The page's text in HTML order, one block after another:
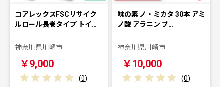
コアレックスFSCリサイク
ルロール長巻タイプ トイ…
神奈川県川崎市
￥9,000
(0)
味の素 ノ・ミカタ 30本 アミ
ノ酸 アラニン プ…
神奈川県川崎市
￥10,000
(0)